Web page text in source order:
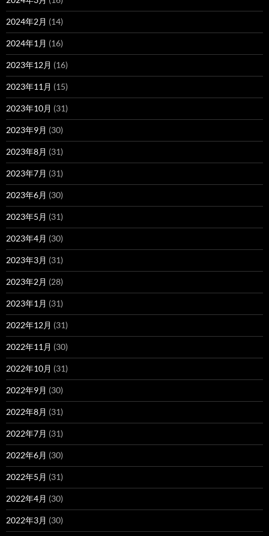
2024年2月 (14)
2024年1月 (16)
2023年12月 (16)
2023年11月 (15)
2023年10月 (31)
2023年9月 (30)
2023年8月 (31)
2023年7月 (31)
2023年6月 (30)
2023年5月 (31)
2023年4月 (30)
2023年3月 (31)
2023年2月 (28)
2023年1月 (31)
2022年12月 (31)
2022年11月 (30)
2022年10月 (31)
2022年9月 (30)
2022年8月 (31)
2022年7月 (31)
2022年6月 (30)
2022年5月 (31)
2022年4月 (30)
2022年3月 (30)